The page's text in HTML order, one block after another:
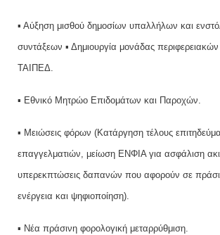
▪ Αύξηση μισθού δημοσίων υπαλλήλων και
συντάξεων ▪ Δημιουργία μονάδας
ΤΑΙΠΕΔ.
▪ Εθνικό Μητρώο Επιδομάτων και Παροχών.
▪ Μειώσεις φόρων (Κατάργηση τέλους
επαγγελματιών, μείωση ΕΝΦΙΑ για ασφάλιση
υπερεκπτώσεις δαπανών που αφορούν σε
ενέργεια και ψηφιοποίηση).
▪ Νέα πράσινη φορολογική μεταρρύθμιση.